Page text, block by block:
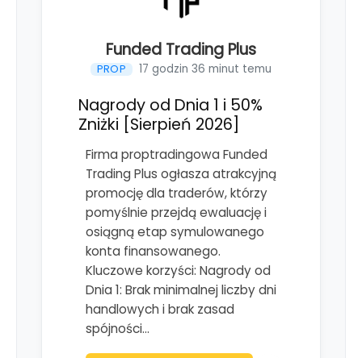
Funded Trading Plus
PROP 17 godzin 36 minut temu
Nagrody od Dnia 1 i 50%
Zniżki [Sierpień 2026]
Firma proptradingowa Funded
Trading Plus ogłasza atrakcyjną
promocję dla traderów, którzy
pomyślnie przejdą ewaluację i
osiągną etap symulowanego
konta finansowanego.
Kluczowe korzyści: Nagrody od
Dnia 1: Brak minimalnej liczby dni
handlowych i brak zasad
spójności…